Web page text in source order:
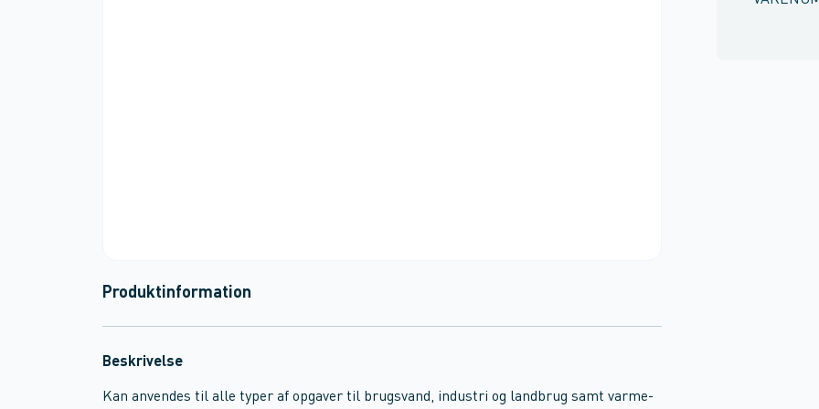
Produktinformation
Beskrivelse
Kan anvendes til alle typer af opgaver til brugsvand, industri og landbrug samt varme-